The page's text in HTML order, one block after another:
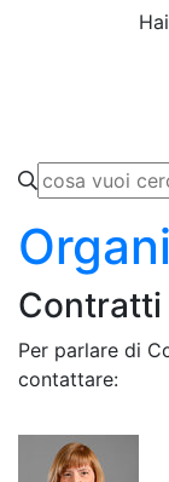
Contratti
Per parlare di
contattare: